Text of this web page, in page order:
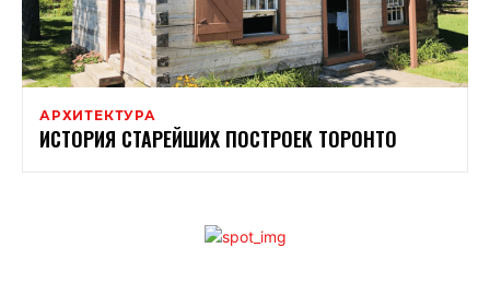
АРХИТЕКТУРА
ИСТОРИЯ СТАРЕЙШИХ ПОСТРОЕК ТОРОНТО